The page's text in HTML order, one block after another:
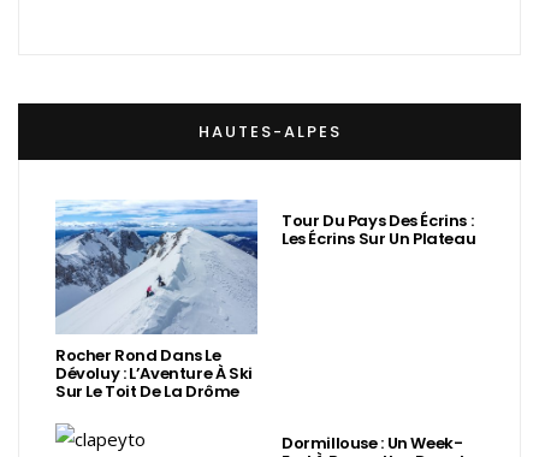
HAUTES-ALPES
Rocher Rond Dans Le
Dévoluy : L’Aventure À Ski
Sur Le Toit De La Drôme
Tour Du Pays Des Écrins :
Les Écrins Sur Un Plateau
Dormillouse : Un Week-